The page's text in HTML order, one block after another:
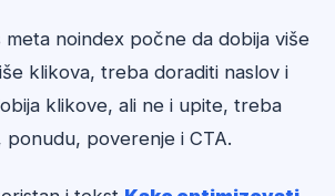
noindex počne da dobija više
klikova, treba doraditi naslov i
klikove, ali ne i upite, treba
ponudu, poverenje i CTA.